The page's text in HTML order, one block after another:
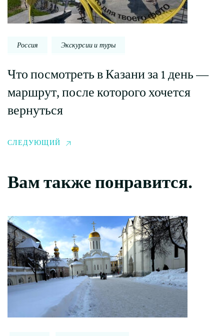
Россия Экскурсии и туры
Что посмотреть в Казани за 1 день —
маршрут, после которого хочется
вернуться
СЛЕДУЮЩИЙ
Вам также понравится.